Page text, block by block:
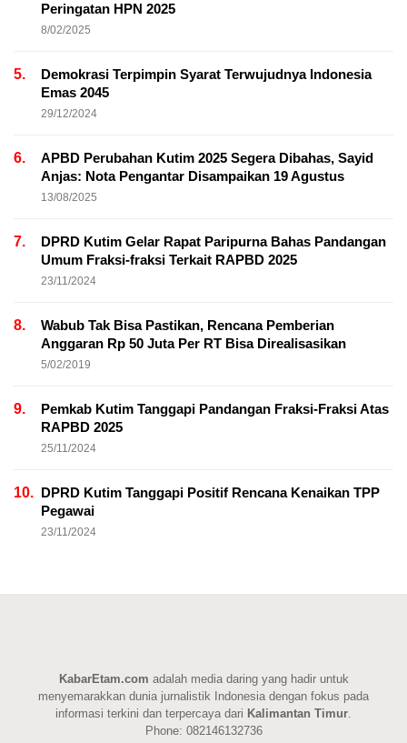
Peringatan HPN 2025
8/02/2025
5.
Demokrasi Terpimpin Syarat Terwujudnya Indonesia
Emas 2045
29/12/2024
6.
APBD Perubahan Kutim 2025 Segera Dibahas, Sayid
Anjas: Nota Pengantar Disampaikan 19 Agustus
13/08/2025
7.
DPRD Kutim Gelar Rapat Paripurna Bahas Pandangan
Umum Fraksi-fraksi Terkait RAPBD 2025
23/11/2024
8.
Wabub Tak Bisa Pastikan, Rencana Pemberian
Anggaran Rp 50 Juta Per RT Bisa Direalisasikan
5/02/2019
9.
Pemkab Kutim Tanggapi Pandangan Fraksi-Fraksi Atas
RAPBD 2025
25/11/2024
10. DPRD Kutim Tanggapi Positif Rencana Kenaikan TPP
Pegawai
23/11/2024
KabarEtam.com adalah media daring yang hadir untuk
menyemarakkan dunia jurnalistik Indonesia dengan fokus pada
informasi terkini dan terpercaya dari Kalimantan Timur.
Phone: 082146132736